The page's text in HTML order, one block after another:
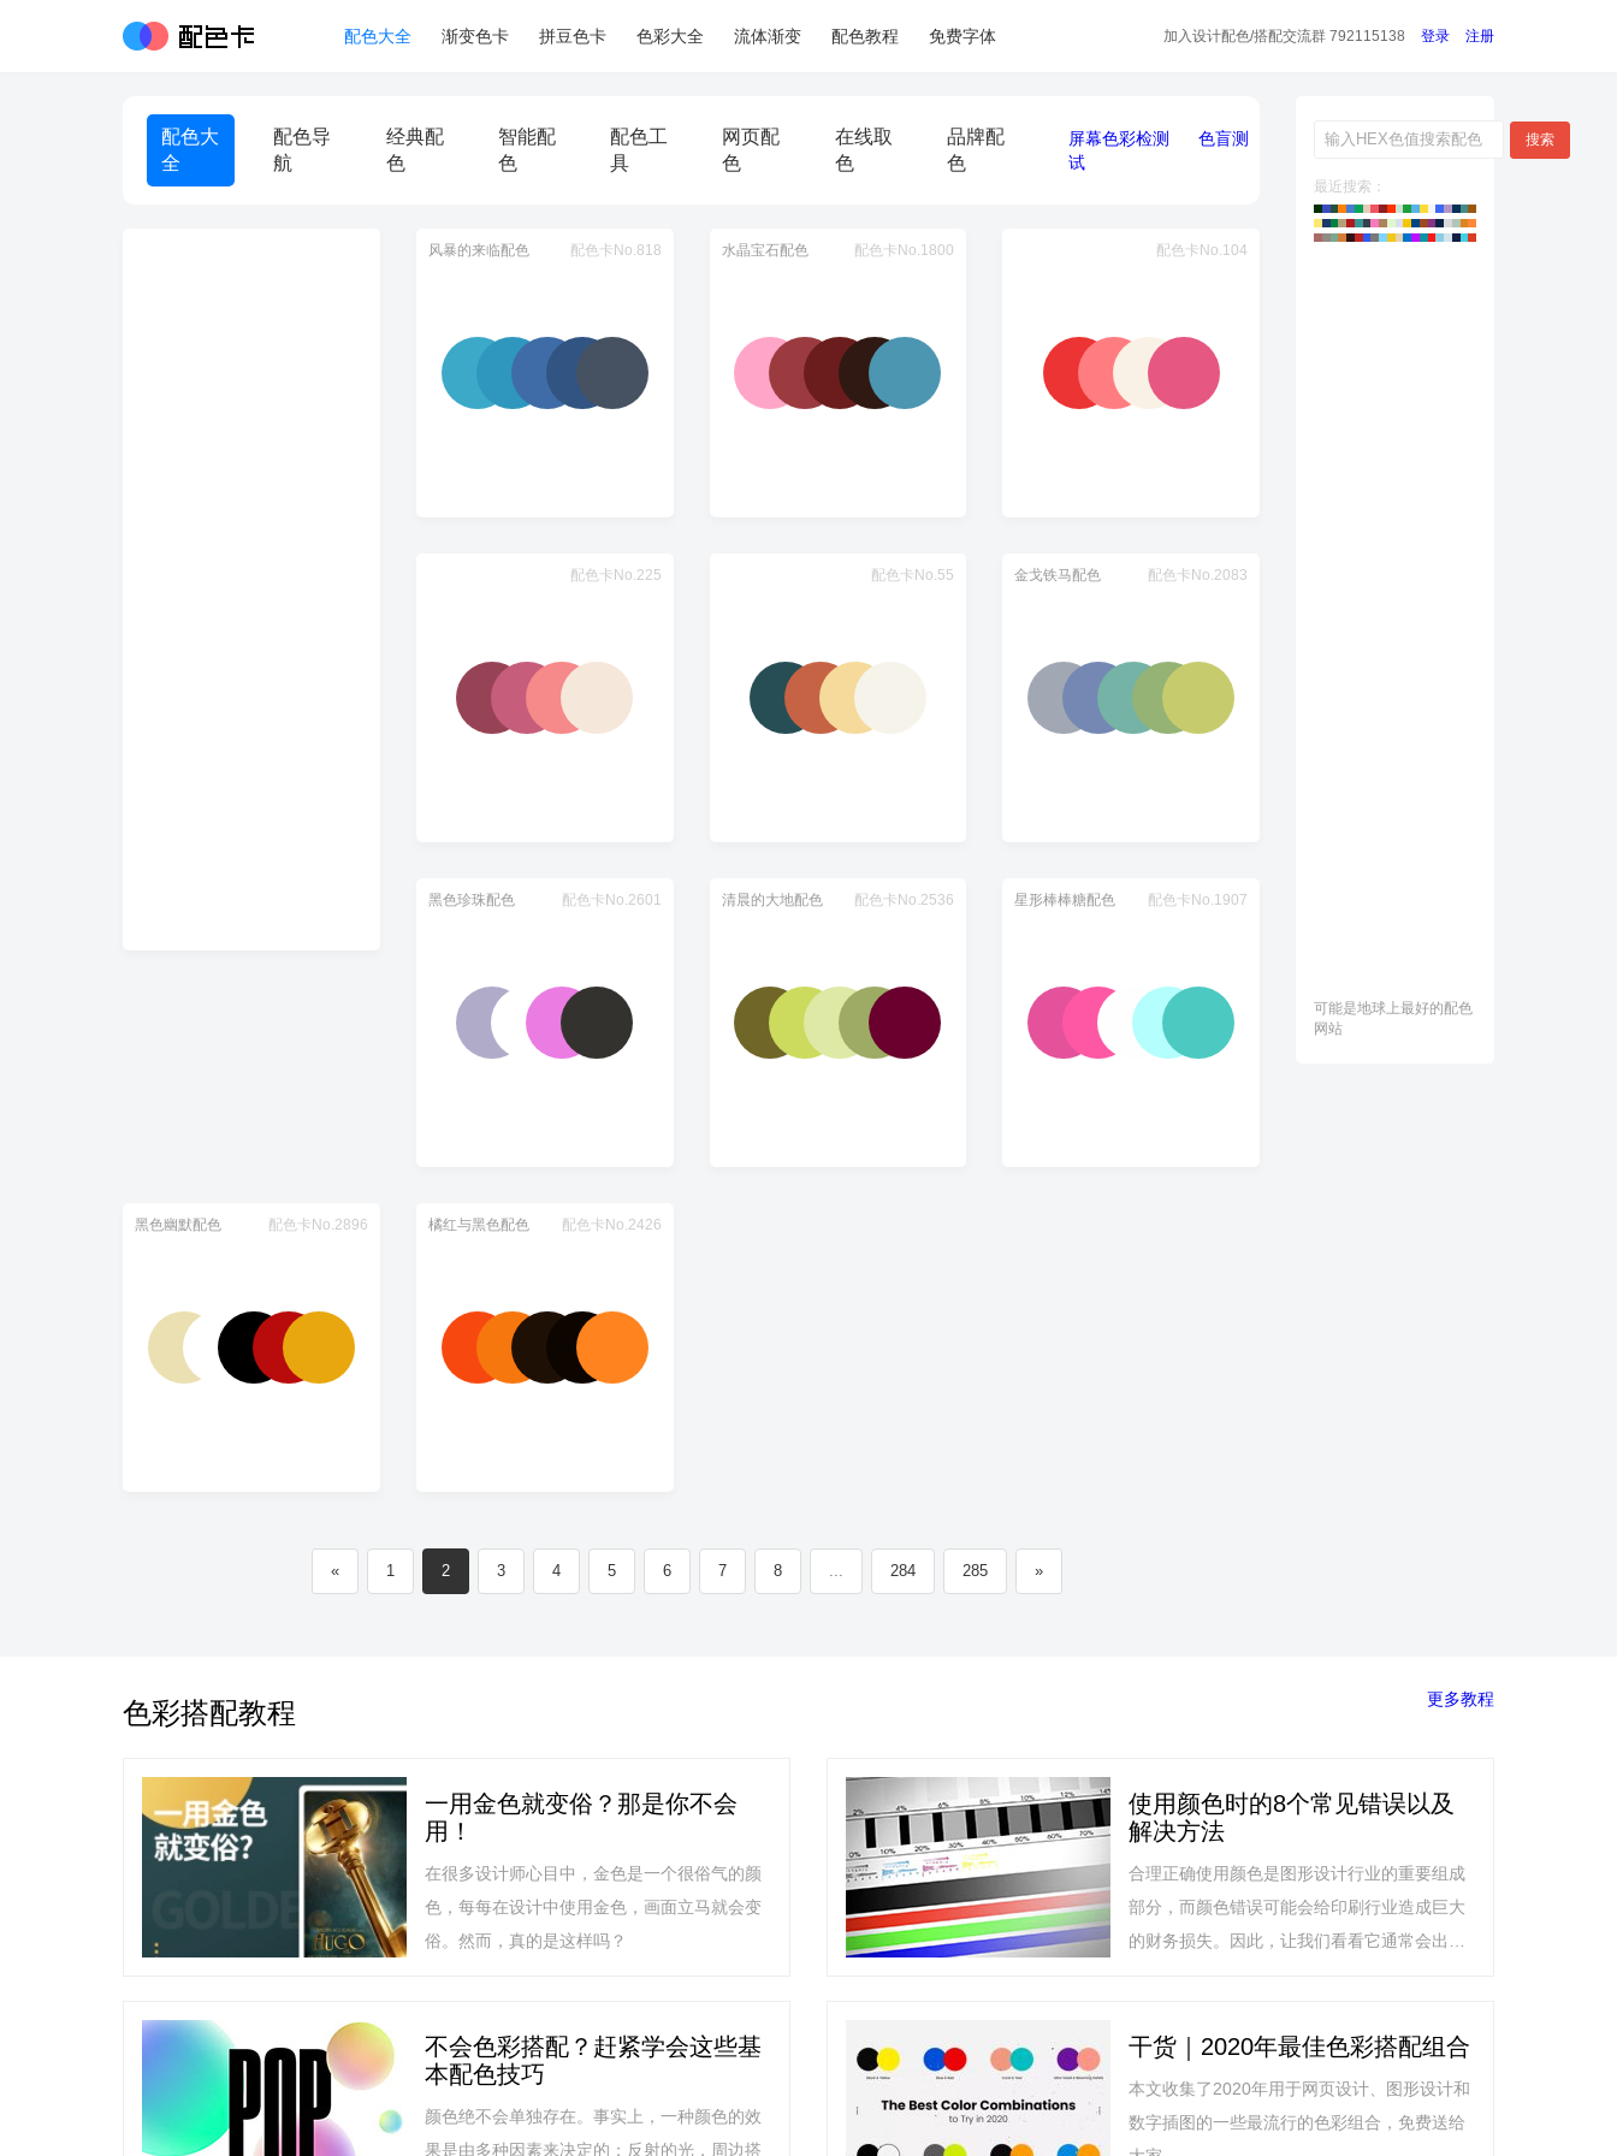
配色大全 渐变色卡 拼豆色卡 色彩大全 流体渐变 配色教程 免费字体 加入设计配色/搭配交流群 792115138 登录 注册
配色大
全
配色导
航
经典配
色
智能配
色
配色工
具
网页配
色
在线取
色
品牌配
色
屏幕色彩检测
色盲测
试
风暴的来临配色 配色卡No.818 水晶宝石配色 配色卡No.1800 配色卡No.104
配色卡No.225 配色卡No.55 金戈铁马配色 配色卡No.2083
黑色珍珠配色 配色卡No.2601 清晨的大地配色 配色卡No.2536 星形棒棒糖配色 配色卡No.1907
黑色幽默配色 配色卡No.2896 橘红与黑色配色 配色卡No.2426
« 1 2 3 4 5 6 7 8 ... 284 285 »
搜索
最近搜索：
可能是地球上最好的配色
网站
色彩搭配教程 更多教程
一用金色就变俗？那是你不会
用！
在很多设计师心目中，金色是一个很俗气的颜
色，每每在设计中使用金色，画面立马就会变
俗。然而，真的是这样吗？
使用颜色时的8个常见错误以及
解决方法
合理正确使用颜色是图形设计行业的重要组成
部分，而颜色错误可能会给印刷行业造成巨大
的财务损失。因此，让我们看看它通常会出什
不会色彩搭配？赶紧学会这些基
本配色技巧
颜色绝不会单独存在。事实上，一种颜色的效
果是由多种因素来决定的：反射的光，周边搭
干货｜2020年最佳色彩搭配组合
本文收集了2020年用于网页设计、图形设计和
数字插图的一些最流行的色彩组合，免费送给